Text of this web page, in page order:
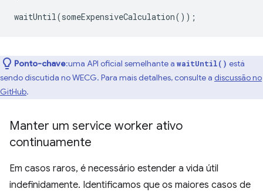
waitUntil(someExpensiveCalculation());
Ponto-chave:uma API oficial semelhante a waitUntil() está
sendo discutida no WECG. Para mais detalhes, consulte a discussão no
GitHub.
Manter um service worker ativo
continuamente
Em casos raros, é necessário estender a vida útil
indefinidamente. Identificamos que os maiores casos de